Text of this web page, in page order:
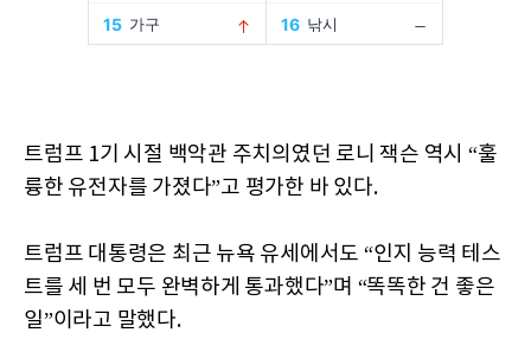
트럼프 1기 시절 백악관 주치의였던 로니 잭슨 역시 “훌
륭한 유전자를 가졌다”고 평가한 바 있다.
트럼프 대통령은 최근 뉴욕 유세에서도 “인지 능력 테스
트를 세 번 모두 완벽하게 통과했다”며 “똑똑한 건 좋은
일”이라고 말했다.